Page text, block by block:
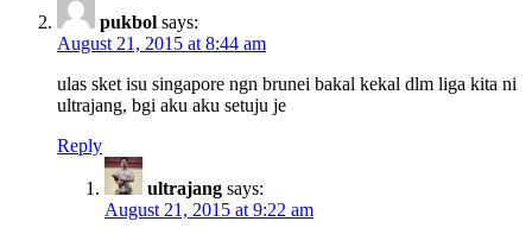
pukbol says:
August 21, 2015 at 8:44 am
ulas sket isu singapore ngn brunei bakal kekal dlm liga kita ni
ultrajang, bgi aku aku setuju je
Reply
ultrajang says:
August 21, 2015 at 9:22 am